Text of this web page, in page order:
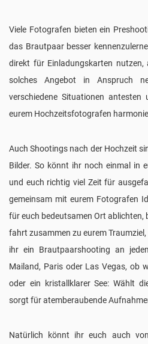
Viele Fotografen bieten ein
das Brautpaar besser
direkt für Einladungskarten
solches Angebot in Anspruch
verschiedene Situationen
eurem Hochzeitsfotografen
Auch Shootings nach der Hochzeit
Bilder. So könnt ihr noch einmal in
und euch richtig viel Zeit für
gemeinsam mit eurem Fotografen
für euch bedeutsamen Ort ablichten,
fahrt zusammen zu eurem
ihr ein Brautpaarshooting an
Mailand, Paris oder Las Vegas, ob
oder ein kristallklarer See: Wählt
sorgt für atemberaubende
Natürlich könnt ihr euch auch